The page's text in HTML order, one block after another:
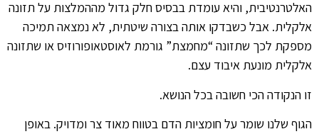
האלטרנטיבית, והיא עומדת בבסיס חלק גדול מההמלצות על תזונה
אלקלית. אבל כשבדקו אותה בצורה שיטתית, לא נמצאה תמיכה
מספקת לכך שתזונה “מחמצת” גורמת לאוסטאופורוזיס או שתזונה
אלקלית מונעת איבוד עצם.
זו הנקודה הכי חשובה בכל הנושא.
הגוף שלנו שומר על חומציות הדם בטווח מאוד צר ומדויק. באופן